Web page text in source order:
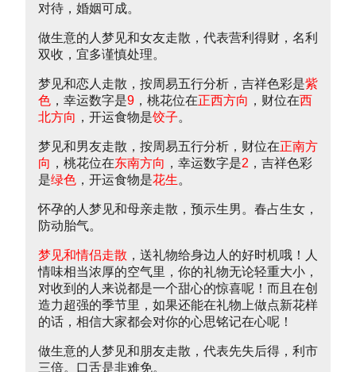
对待，婚姻可成。
做生意的人梦见和女友走散，代表营利得财，名利
双收，宜多谨慎处理。
梦见和恋人走散，按周易五行分析，吉祥色彩是紫
色 ，幸运数字是9 ，桃花位在正西方向 ，财位在西
北方向 ，开运食物是饺子。
梦见和男友走散，按周易五行分析，财位在正南方
向 ，桃花位在东南方向 ，幸运数字是2 ，吉祥色彩
是绿色 ，开运食物是花生。
怀孕的人梦见和母亲走散，预示生男。春占生女，
防动胎气。
梦见和情侣走散 ，送礼物给身边人的好时机哦！人
情味相当浓厚的空气里，你的礼物无论轻重大小，
对收到的人来说都是一个甜心的惊喜呢！而且在创
造力超强的季节里，如果还能在礼物上做点新花样
的话，相信大家都会对你的心思铭记在心呢！
做生意的人梦见和朋友走散，代表先失后得，利市
三倍。口舌是非难免。